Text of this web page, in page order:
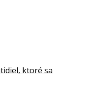
ktoré sa